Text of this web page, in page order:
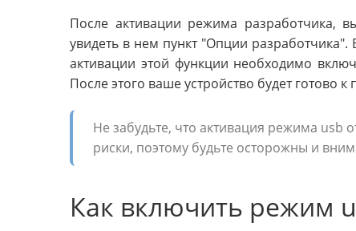
После активации режима разработчика,
увидеть в нем пункт "Опции
активации этой функции необходимо
После этого ваше устройство будет готово
Не забудьте, что активация режима usb
риски, поэтому будьте осторожны и
Как включить режим